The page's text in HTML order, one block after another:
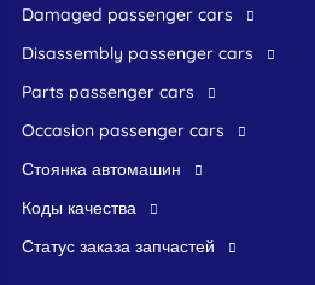
damaged passenger cars
disassembly passenger cars
parts passenger cars
occasion passenger cars
стоянка автомашин
Коды качества
Статус заказа запчастей